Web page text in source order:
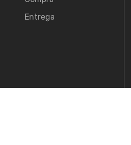
Entrega